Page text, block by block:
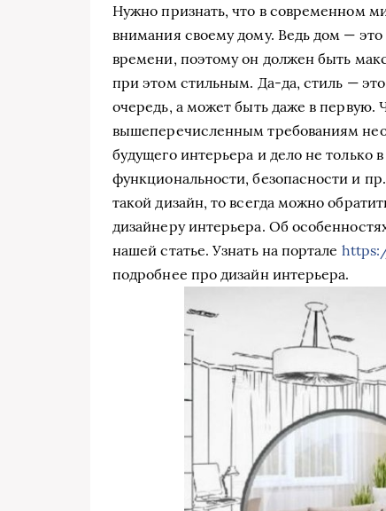
Нужно признать, что в современном
внимания своему дому. Ведь дом —
времени, поэтому он должен быть
при этом стильным. Да-да, стиль —
очередь, а может быть даже в первую.
вышеперечисленным требованиям
будущего интерьера и дело не только
функциональности, безопасности и
такой дизайн, то всегда можно
дизайнеру интерьера. Об
нашей статье. Узнать на портале
подробнее про дизайн интерьера.